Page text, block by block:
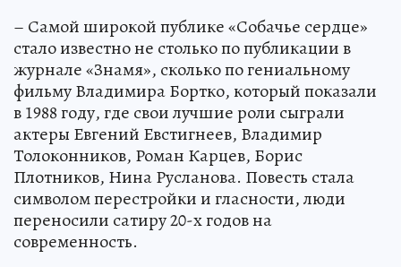
– Самой широкой публике «Собачье сердце»
стало известно не столько по публикации в
журнале «Знамя», сколько по гениальному
фильму Владимира Бортко, который показали
в 1988 году, где свои лучшие роли сыграли
актеры Евгений Евстигнеев, Владимир
Толоконников, Роман Карцев, Борис
Плотников, Нина Русланова. Повесть стала
символом перестройки и гласности, люди
переносили сатиру 20-х годов на
современность.